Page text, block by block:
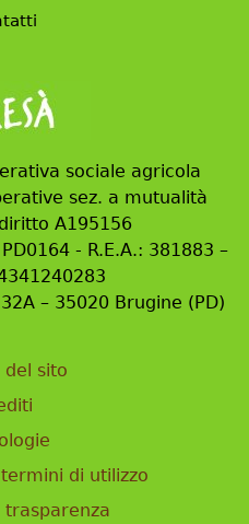
sociale agricola
sez. a mutualità
A195156
- R.E.A.: 381883 –
– 35020 Brugine (PD)
del sito
di utilizzo
trasparenza